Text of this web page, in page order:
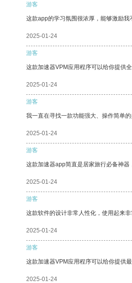
游客
这款app的学习氛围很浓厚，能够激励我
2025-01-24
游客
这款加速器VPM应用程序可以给你提供
2025-01-24
游客
我一直在寻找一款功能强大、操作简单
2025-01-24
游客
这款加速器app简直是居家旅行必备神器
2025-01-24
游客
这款软件的设计非常人性化，使用起来非
2025-01-24
游客
这款加速器VPM应用程序可以给你提供
2025-01-24